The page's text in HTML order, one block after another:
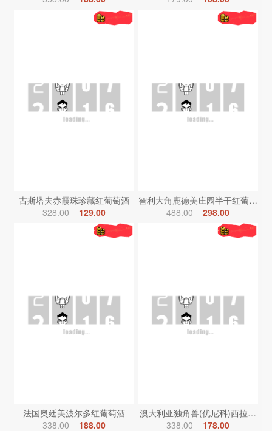
古斯塔夫赤霞珠珍藏红葡萄酒
328.00
129.00
智利大角鹿德美庄园半干红葡萄酒
488.00
298.00
法国奥廷美波尔多红葡萄酒
338.00
188.00
澳大利亚独角兽(优尼科)西拉红葡
338.00
178.00